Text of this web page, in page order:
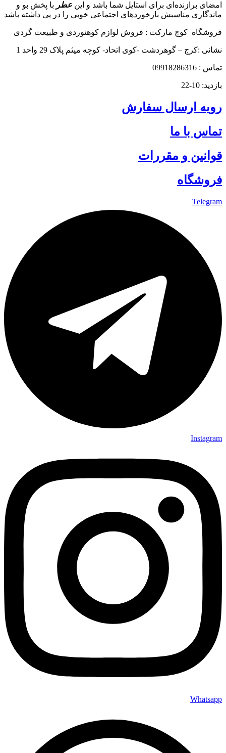
امضای برازنده‌ای برای استایل شما باشد و این عطر با پخش بو و
ماندگاری مناسبش بازخوردهای اجتماعی خوبی را در پی داشته باشد
فروشگاه کوچ مارکت : فروش لوازم کوهنوردی و طبیعت گردی
نشانی :کرج – گوهردشت -کوی اتحاد- کوچه میثم پلاک 29 واحد 1
تماس : 09918286316
بازدید: 10-22
رویه ارسال سفارش
تماس با ما
قوانین و مقررات
فروشگاه
Telegram
Instagram
Whatsapp